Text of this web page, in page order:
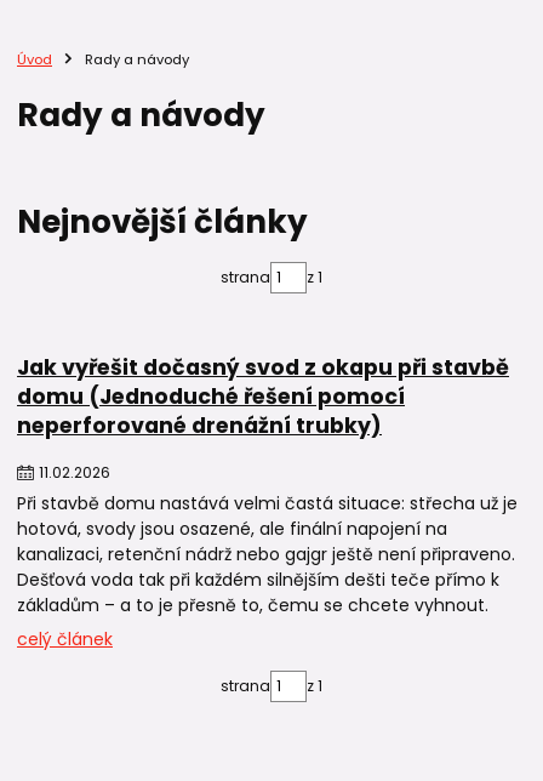
Úvod Rady a návody
Rady a návody
Nejnovější články
strana z 1
Jak vyřešit dočasný svod z okapu při stavbě
domu (Jednoduché řešení pomocí
neperforované drenážní trubky)
11.02.2026
Při stavbě domu nastává velmi častá situace: střecha už je
hotová, svody jsou osazené, ale finální napojení na
kanalizaci, retenční nádrž nebo gajgr ještě není připraveno.
Dešťová voda tak při každém silnějším dešti teče přímo k
základům – a to je přesně to, čemu se chcete vyhnout.
celý článek
strana z 1